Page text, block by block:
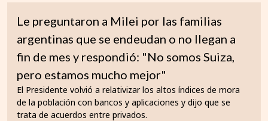
Le preguntaron a Milei por las familias
argentinas que se endeudan o no llegan a
fin de mes y respondió: "No somos Suiza,
pero estamos mucho mejor"
El Presidente volvió a relativizar los altos índices de mora
de la población con bancos y aplicaciones y dijo que se
trata de acuerdos entre privados.